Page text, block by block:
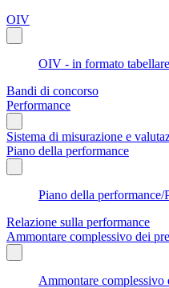
OIV
OIV - in formato tabellare
Bandi di concorso
Performance
Sistema di misurazione e
Piano della performance
Piano della performance/
Relazione sulla performance
Ammontare complessivo dei
Ammontare